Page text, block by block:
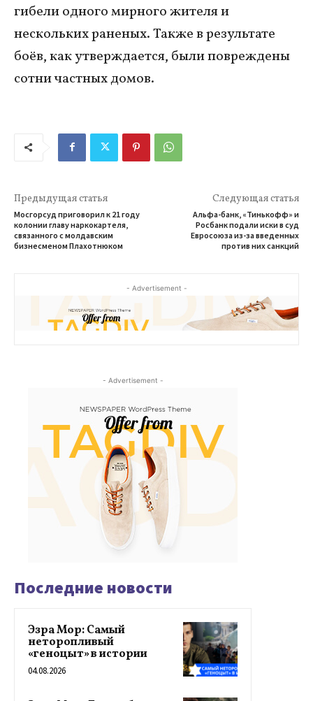
гибели одного мирного жителя и
нескольких раненых. Также в результате
боёв, как утверждается, были повреждены
сотни частных домов.
Предыдущая статья
Мосгорсуд приговорил к 21 году
колонии главу наркокартеля,
связанного с молдавским
бизнесменом Плахотнюком
Следующая статья
Альфа-банк, «Тинькофф» и
Росбанк подали иски в суд
Евросоюза из-за введенных
против них санкций
- Advertisement -
- Advertisement -
Последние новости
Эзра Мор: Самый
неторопливый
«геноцыт» в истории
04.08.2026